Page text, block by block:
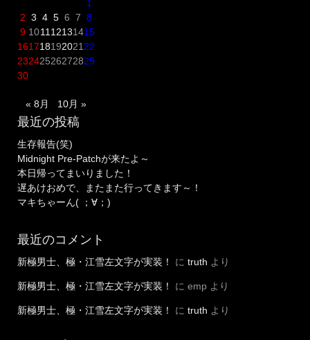
1
2 3 4 5 6 7 8
9 1011 12131415
161718192021 22
23242526272829
30
« 8月 10月 »
最近の投稿
生存報告(笑)
Midnight Pre-Patchが来たよ～
本日帰ってまいりました！
遅あけおめで、またまた行ってきます～！
マキちゃーん( ；∀；)
最近のコメント
新極男士、極・江雪左文字が実装！ に truth より
新極男士、極・江雪左文字が実装！ に emp より
新極男士、極・江雪左文字が実装！ に truth より